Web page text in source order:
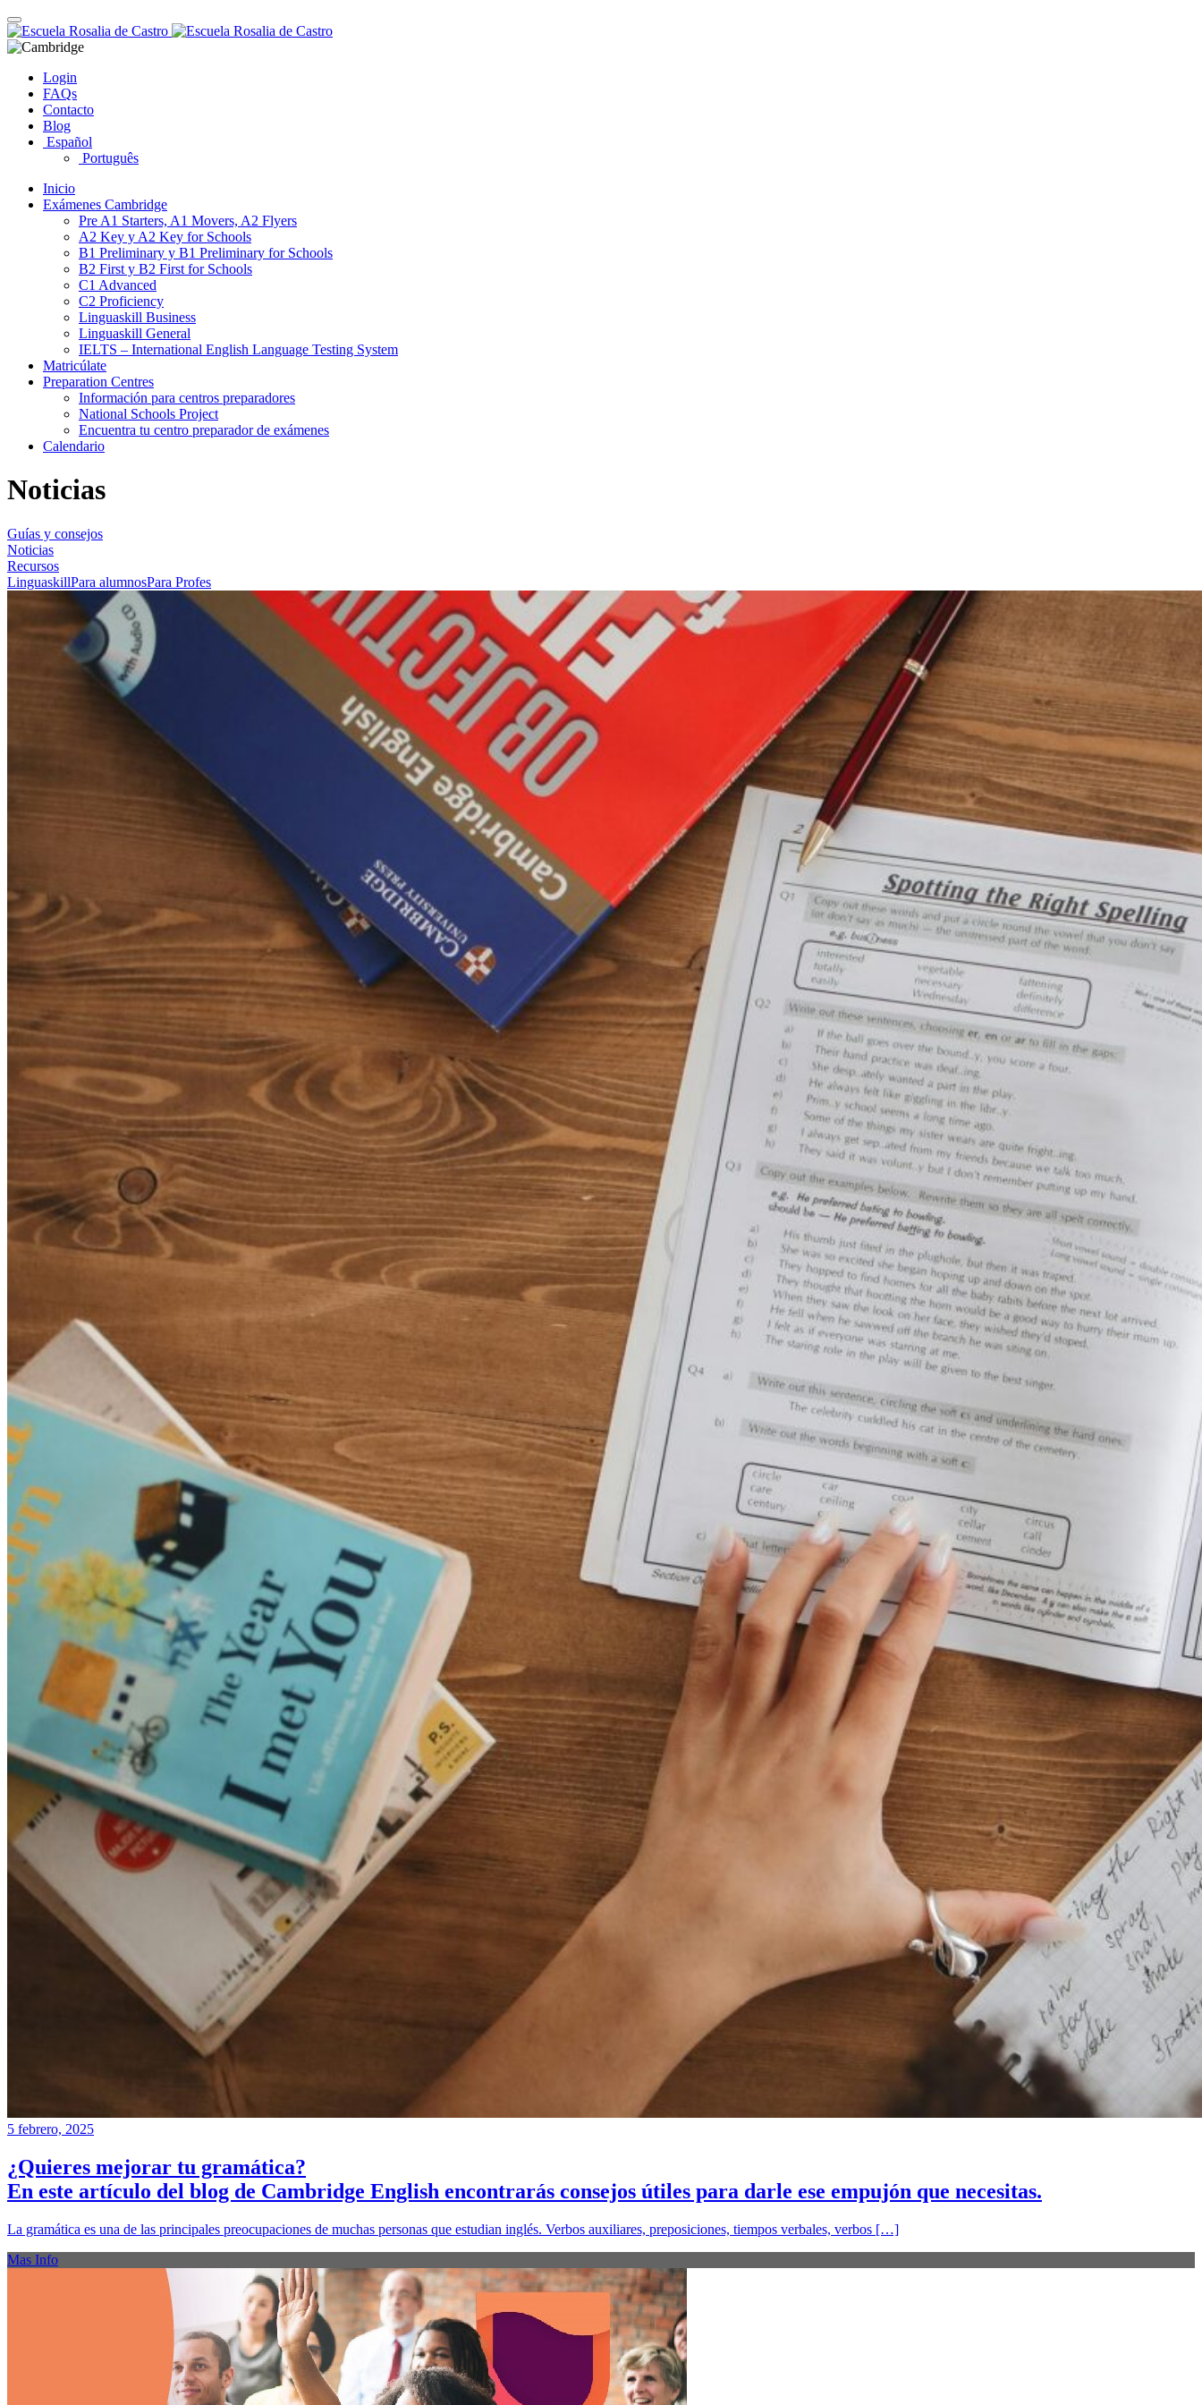
Skip
to
content
Toggle
navigation
Login
FAQs
Contacto
Blog
Español
Português
Inicio
Exámenes Cambridge
Pre A1 Starters, A1 Movers, A2 Flyers
A2 Key y A2 Key for Schools
B1 Preliminary y B1 Preliminary for Schools
B2 First y B2 First for Schools
C1 Advanced
C2 Proficiency
Linguaskill Business
Linguaskill General
IELTS – International English Language Testing System
Matricúlate
Preparation Centres
Información para centros preparadores
National Schools Project
Encuentra tu centro preparador de exámenes
Calendario
Noticias
Guías y consejos
Noticias
Recursos
LinguaskillPara alumnosPara Profes
5 febrero, 2025
¿Quieres mejorar tu gramática?
En este artículo del blog de Cambridge English encontrarás consejos útiles para darle ese empujón que necesitas.
La gramática es una de las principales preocupaciones de muchas personas que estudian inglés. Verbos auxiliares, preposiciones, tiempos verbales, verbos […]
Mas Info